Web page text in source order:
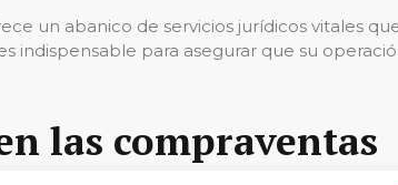
un abanico de servicios jurídicos vitales
indispensable para asegurar que su
las compraventas